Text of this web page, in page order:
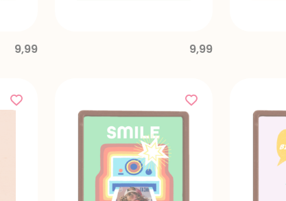
9,99 9,99